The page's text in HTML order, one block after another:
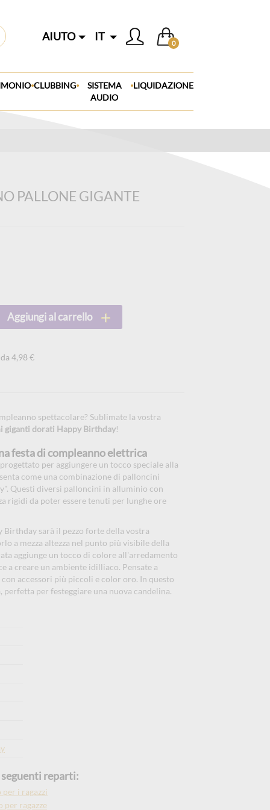
AIUTO IT
0
.CLUBBING.
SISTEMA
AUDIO
.LIQUIDAZIONE
PALLONE GIGANTE
Aggiungi al carrello
4,98 €
spettacolare? Sublimate la vostra
giganti dorati Happy Birthday!
festa di compleanno elettrica
per aggiungere un tocco speciale alla
come una combinazione di palloncini
Questi diversi palloncini in alluminio con
rigidi da poter essere tenuti per lunghe ore
sarà il pezzo forte della vostra
a mezza altezza nel punto più visibile della
aggiunge un tocco di colore all'arredamento
a creare un ambiente idilliaco. Pensate a
accessori più piccoli e color oro. In questo
perfetta per festeggiare una nuova candelina.
reparti:
i ragazzi
per ragazze